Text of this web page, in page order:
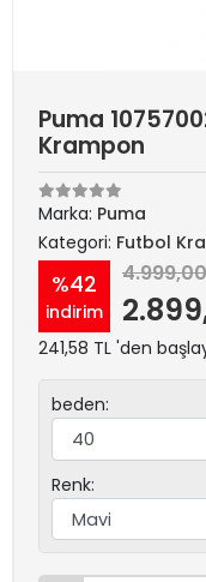
Puma
Krampon
Marka: Puma
Kategori: Futbol
%42
indirim
241,58 TL 'den
beden:
Renk: